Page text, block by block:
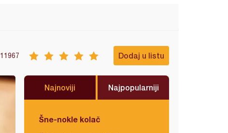
11967 Dodaj u listu
Najnoviji Najpopularniji
Šne-nokle kolač